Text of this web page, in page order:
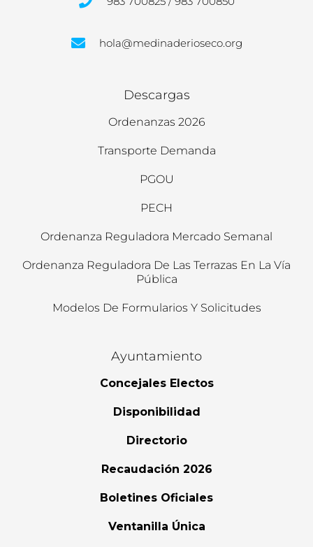
hola@medinaderioseco.org
Descargas
Ordenanzas 2026
Transporte Demanda
PGOU
PECH
Ordenanza Reguladora Mercado Semanal
Ordenanza Reguladora De Las Terrazas En La Vía
Pública
Modelos De Formularios Y Solicitudes
Ayuntamiento
Concejales Electos
Disponibilidad
Directorio
Recaudación 2026
Boletines Oficiales
Ventanilla Única